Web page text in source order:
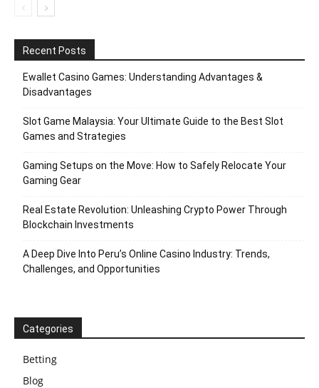
Recent Posts
Ewallet Casino Games: Understanding Advantages &
Disadvantages
Slot Game Malaysia: Your Ultimate Guide to the Best Slot
Games and Strategies
Gaming Setups on the Move: How to Safely Relocate Your
Gaming Gear
Real Estate Revolution: Unleashing Crypto Power Through
Blockchain Investments
A Deep Dive Into Peru’s Online Casino Industry: Trends,
Challenges, and Opportunities
Categories
Betting
Blog